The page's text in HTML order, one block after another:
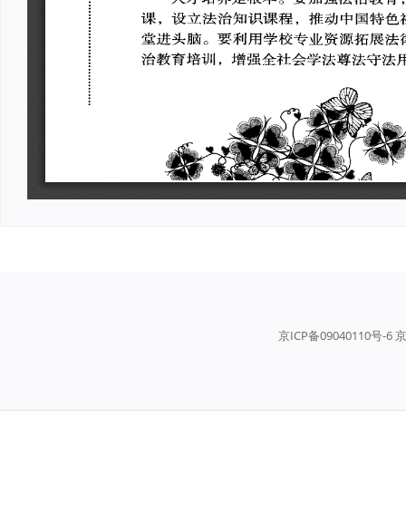
京ICP备09040110号-6